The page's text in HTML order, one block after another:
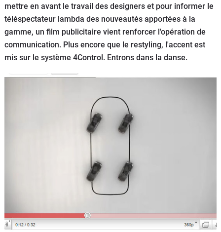
Services
Forum
Moto
mettre en avant le travail des designers et pour informer le
téléspectateur lambda des nouveautés apportées à la
gamme, un film publicitaire vient renforcer l'opération de
communication. Plus encore que le restyling, l'accent est
mis sur le système 4Control. Entrons dans la danse.